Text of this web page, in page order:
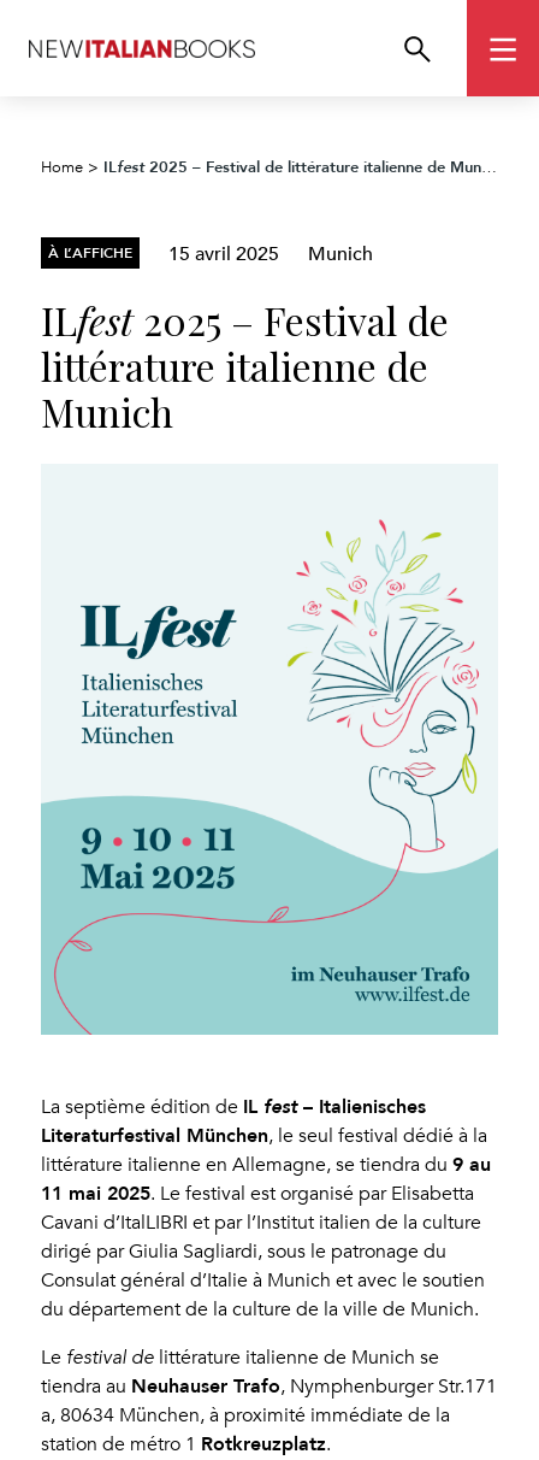
Home > ILfest2025 – Festival de littérature italienne de Munich
À L’AFFICHE 15 avril 2025 Munich
ILfest2025 – Festival de
littérature italienne de
Munich
La septième édition de ILfest– Italienisches
Literaturfestival München, le seul festival dédié à la
littérature italienne en Allemagne, se tiendra du9 au
11 mai 2025. Le festival est organisé par Elisabetta
Cavani d’ItalLIBRI et par l’Institut italien de la culture
dirigé par Giulia Sagliardi, sous le patronage du
Consulat général d’Italie à Munich et avec le soutien
du département de la culture de la ville de Munich.
Le festival de littérature italienne de Munich se
tiendra au Neuhauser Trafo, Nymphenburger Str.171
a, 80634 München, à proximité immédiate de la
station de métro 1 Rotkreuzplatz.